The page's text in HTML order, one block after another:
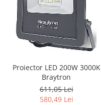
Proiector LED 200W 3000K
Braytron
611,05 Lei
580,49 Lei